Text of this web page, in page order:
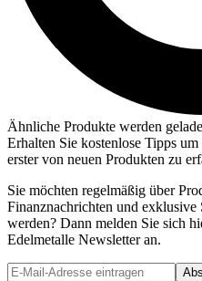
Ähnliche Produkte werden
Erhalten Sie kostenlose Tipps
erster von neuen Produkten zu
Sie möchten regelmäßig über
Finanznachrichten und exklusive
werden? Dann melden Sie sich
Edelmetalle Newsletter an.